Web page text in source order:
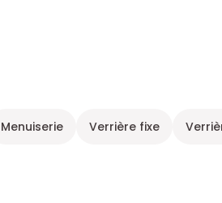
Menuiserie Verrière fixe